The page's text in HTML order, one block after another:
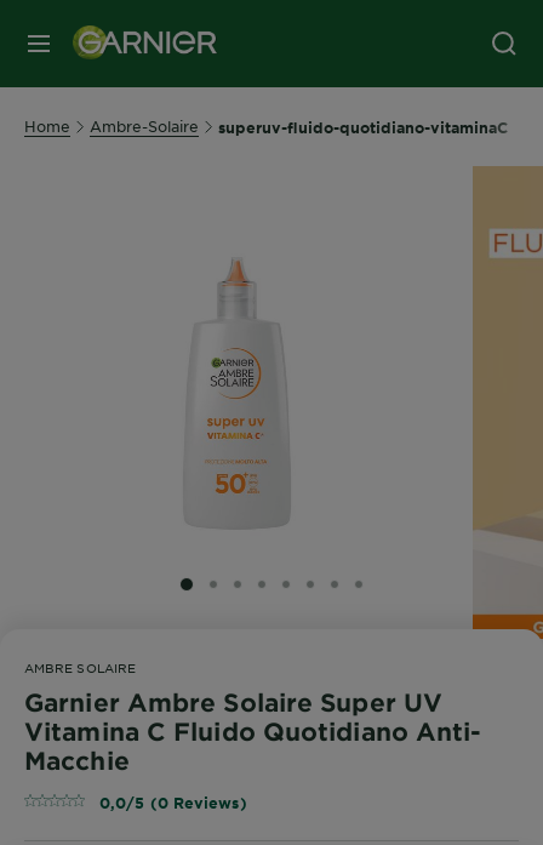
MENU
Home Ambre-Solaire superuv-fluido-quotidiano-vitaminaC
SLIDE 1
SLIDE 2
SLIDE 3
SLIDE 4
SLIDE 5
SLIDE 6
SLIDE 7
SLIDE 8
AMBRE SOLAIRE
Garnier Ambre Solaire Super UV
Vitamina C Fluido Quotidiano Anti-
Macchie
0,0/5 (0 Reviews)